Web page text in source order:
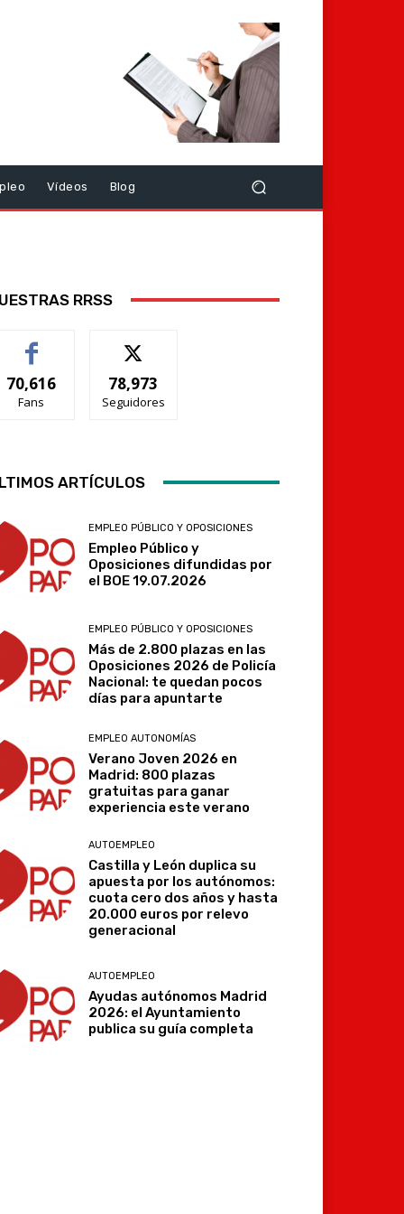
Vídeos Blog
RRSS
70,616
Fans
78,973
Seguidores
ARTÍCULOS
EMPLEO PÚBLICO Y OPOSICIONES
Empleo Público y
Oposiciones difundidas por
el BOE 19.07.2026
EMPLEO PÚBLICO Y OPOSICIONES
Más de 2.800 plazas en las
Oposiciones 2026 de Policía
Nacional: te quedan pocos
días para apuntarte
EMPLEO AUTONOMÍAS
Verano Joven 2026 en
Madrid: 800 plazas
gratuitas para ganar
experiencia este verano
AUTOEMPLEO
Castilla y León duplica su
apuesta por los autónomos:
cuota cero dos años y hasta
20.000 euros por relevo
generacional
AUTOEMPLEO
Ayudas autónomos Madrid
2026: el Ayuntamiento
publica su guía completa